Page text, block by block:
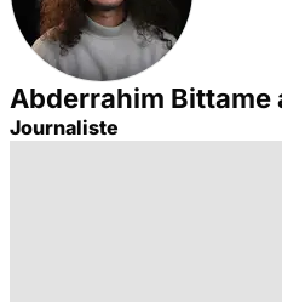
Abderrahim Bittame
Journaliste